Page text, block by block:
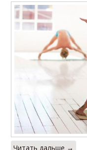
гастрите
Лечение при
Читать дальше →